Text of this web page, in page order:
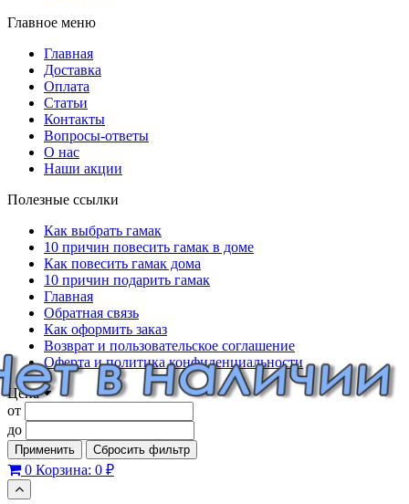
Главное меню
Главная
Доставка
Оплата
Статьи
Контакты
Вопросы-ответы
О нас
Наши акции
Полезные ссылки
Как выбрать гамак
10 причин повесить гамак в доме
Как повесить гамак дома
10 причин подарить гамак
Главная
Обратная связь
Как оформить заказ
Возврат и пользовательское соглашение
Оферта и политика конфиденциальности
Цена
от
до
Применить Сбросить фильтр
0 Корзина: 0 ₽